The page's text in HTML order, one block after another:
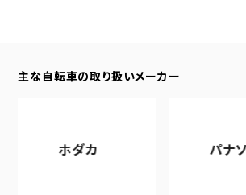
主な自転車の取り扱いメーカー
パナソニック